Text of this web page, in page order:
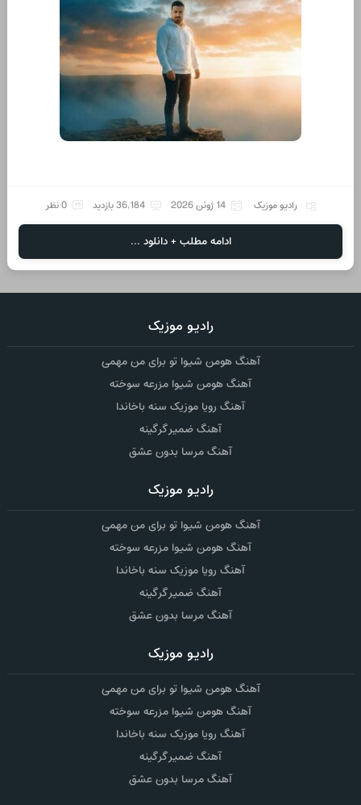
رادیو موزیک 14 ژوئن 2026 36,184 بازدید 0 نظر
ادامه مطلب + دانلود ...
رادیو موزیک
آهنگ هومن شیوا تو برای من مهمی
آهنگ هومن شیوا مزرعه سوخته
آهنگ رویا موزیک سنه باخاندا
آهنگ ضمیر گرگینه
آهنگ مرسا بدون عشق
رادیو موزیک
آهنگ هومن شیوا تو برای من مهمی
آهنگ هومن شیوا مزرعه سوخته
آهنگ رویا موزیک سنه باخاندا
آهنگ ضمیر گرگینه
آهنگ مرسا بدون عشق
رادیو موزیک
آهنگ هومن شیوا تو برای من مهمی
آهنگ هومن شیوا مزرعه سوخته
آهنگ رویا موزیک سنه باخاندا
آهنگ ضمیر گرگینه
آهنگ مرسا بدون عشق